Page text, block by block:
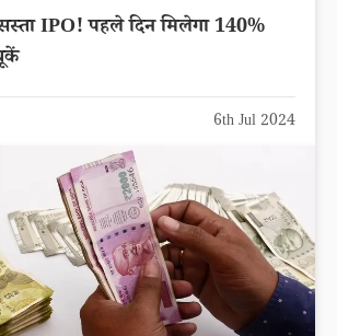
IPO! पहले दिन मिलेगा 140%
6th Jul 2024